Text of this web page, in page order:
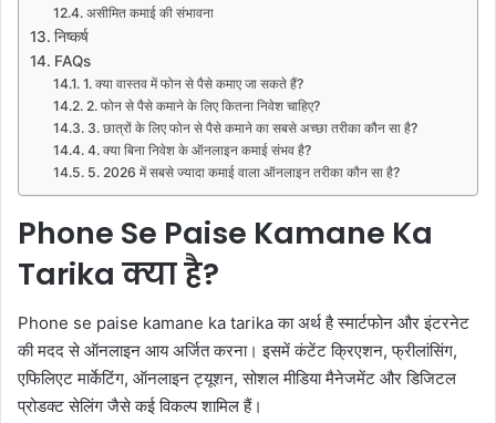
असीमित कमाई की संभावना
निष्कर्ष
FAQs
1. क्या वास्तव में फोन से पैसे कमाए जा सकते हैं?
2. फोन से पैसे कमाने के लिए कितना निवेश चाहिए?
3. छात्रों के लिए फोन से पैसे कमाने का सबसे अच्छा तरीका कौन सा है?
4. क्या बिना निवेश के ऑनलाइन कमाई संभव है?
5. 2026 में सबसे ज्यादा कमाई वाला ऑनलाइन तरीका कौन सा है?
Phone Se Paise Kamane Ka
Tarika क्या है?
Phone se paise kamane ka tarika का अर्थ है स्मार्टफोन और इंटरनेट
की मदद से ऑनलाइन आय अर्जित करना। इसमें कंटेंट क्रिएशन, फ्रीलांसिंग,
एफिलिएट मार्केटिंग, ऑनलाइन ट्यूशन, सोशल मीडिया मैनेजमेंट और डिजिटल
प्रोडक्ट सेलिंग जैसे कई विकल्प शामिल हैं।